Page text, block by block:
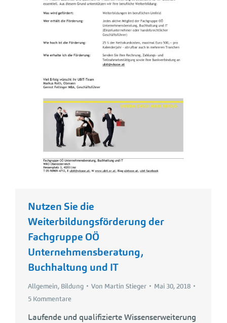
Nutzen Sie die
Weiterbildungsförderung der
Fachgruppe OÖ
Unternehmensberatung,
Buchhaltung und IT
Allgemein, Bildung Von Martin Stieger
Mai 30, 2018
5 Kommentare
Laufende und qualifizierte Wissenserweiterung